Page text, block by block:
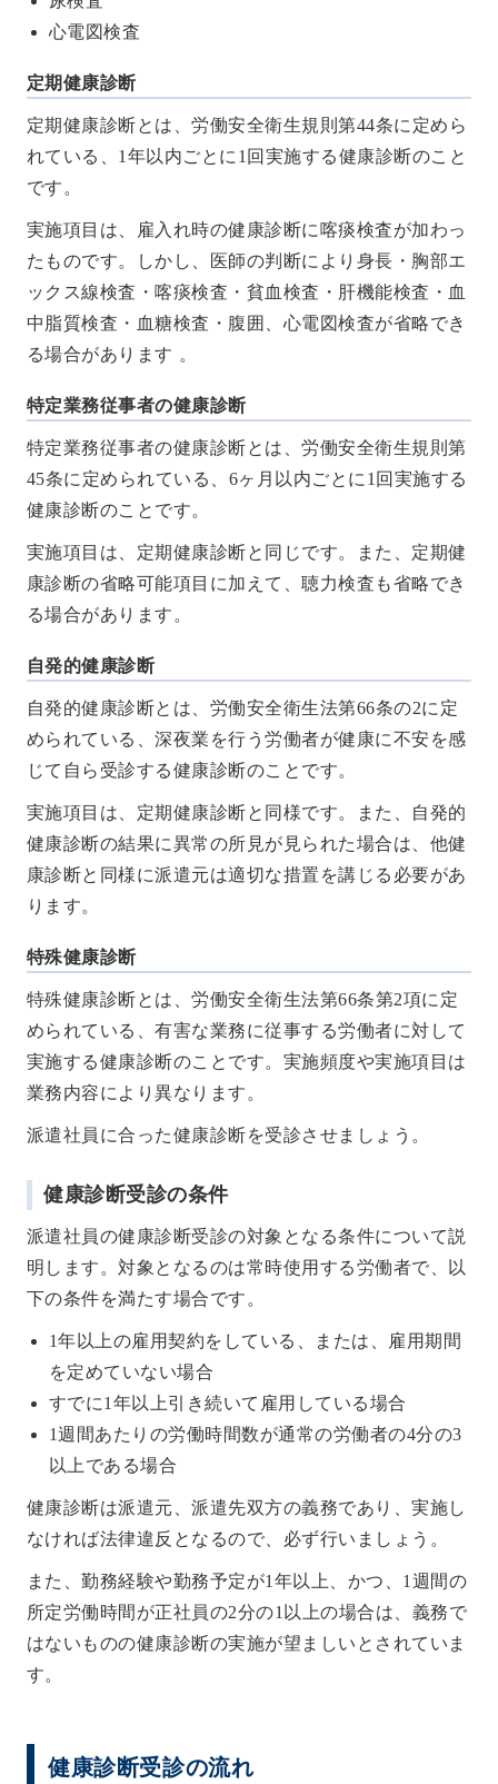
心電図検査
定期健康診断
定期健康診断とは、労働安全衛生規則第44条に定めら
れている、1年以内ごとに1回実施する健康診断のこと
です。
実施項目は、雇入れ時の健康診断に喀痰検査が加わっ
たものです。しかし、医師の判断により身長・胸部エ
ックス線検査・喀痰検査・貧血検査・肝機能検査・血
中脂質検査・血糖検査・腹囲、心電図検査が省略でき
る場合があります 。
特定業務従事者の健康診断
特定業務従事者の健康診断とは、労働安全衛生規則第
45条に定められている、6ヶ月以内ごとに1回実施する
健康診断のことです。
実施項目は、定期健康診断と同じです。また、定期健
康診断の省略可能項目に加えて、聴力検査も省略でき
る場合があります。
自発的健康診断
自発的健康診断とは、労働安全衛生法第66条の2に定
められている、深夜業を行う労働者が健康に不安を感
じて自ら受診する健康診断のことです。
実施項目は、定期健康診断と同様です。また、自発的
健康診断の結果に異常の所見が見られた場合は、他健
康診断と同様に派遣元は適切な措置を講じる必要があ
ります。
特殊健康診断
特殊健康診断とは、労働安全衛生法第66条第2項に定
められている、有害な業務に従事する労働者に対して
実施する健康診断のことです。実施頻度や実施項目は
業務内容により異なります。
派遣社員に合った健康診断を受診させましょう。
健康診断受診の条件
派遣社員の健康診断受診の対象となる条件について説
明します。対象となるのは常時使用する労働者で、以
下の条件を満たす場合です。
1年以上の雇用契約をしている、または、雇用期間
を定めていない場合
すでに1年以上引き続いて雇用している場合
1週間あたりの労働時間数が通常の労働者の4分の3
以上である場合
健康診断は派遣元、派遣先双方の義務であり、実施し
なければ法律違反となるので、必ず行いましょう。
また、勤務経験や勤務予定が1年以上、かつ、1週間の
所定労働時間が正社員の2分の1以上の場合は、義務で
はないものの健康診断の実施が望ましいとされていま
す。
健康診断受診の流れ